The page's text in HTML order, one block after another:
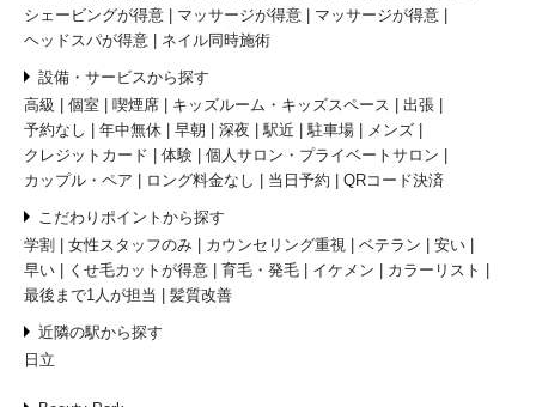
シェービングが得意
マッサージが得意
マッサージが得意
ヘッドスパが得意
ネイル同時施術
設備・サービスから探す
高級
個室 喫煙席 キッズルーム・キッズスペース
出張
予約なし
年中無休 早朝 深夜 駅近 駐車場
メンズ
クレジットカード
体験
個人サロン・プライベートサロン
カップル・ペア
ロング料金なし 当日予約 QRコード決済
こだわりポイントから探す
学割
女性スタッフのみ カウンセリング重視 ベテラン
安い
早い
くせ毛カットが得意 育毛・発毛 イケメン
カラーリスト
最後まで1人が担当
髪質改善
近隣の駅から探す
日立